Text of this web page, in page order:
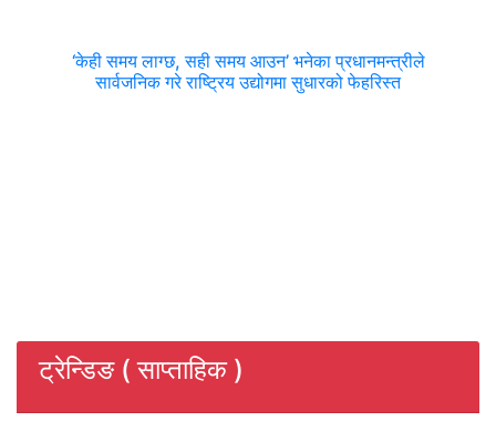
‘केही समय लाग्छ, सही समय आउन’ भनेका प्रधानमन्त्रीले
सार्वजनिक गरे राष्ट्रिय उद्योगमा सुधारको फेहरिस्त
ट्रेन्डिङ ( साप्ताहिक )